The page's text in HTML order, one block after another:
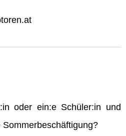
oder ein:e Schüler:in und